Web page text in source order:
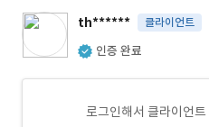
th****** 클라이언트
인증 완료
로그인해서 클라이언